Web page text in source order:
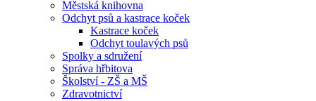
Městská knihovna
Odchyt psů a kastrace koček
Kastrace koček
Odchyt toulavých psů
Spolky a sdružení
Správa hřbitova
Školství - ZŠ a MŠ
Zdravotnictví